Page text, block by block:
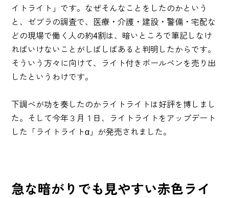
イトライト」です。なぜそんなことをしたのかという
と、ゼブラの調査で、医療・介護・建設・警備・宅配な
どの現場で働く人の約4割は、暗いところで筆記しなけ
ればいけないことがしばしばあると判明したからです。
そういう方々に向けて、ライト付きボールペンを売り出
したというわけです。
下調べが功を奏したのかライトライトは好評を博しまし
た。そして今年３月１日、ライトライトをアップデート
した「ライトライトα」が発売されました。
急な暗がりでも見やすい赤色ライ